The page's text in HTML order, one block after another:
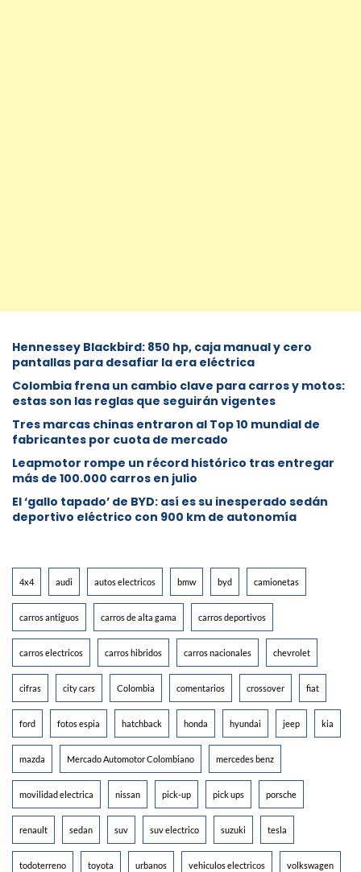
Hennessey Blackbird: 850 hp, caja manual y cero
pantallas para desafiar la era eléctrica
Colombia frena un cambio clave para carros y motos:
estas son las reglas que seguirán vigentes
Tres marcas chinas entraron al Top 10 mundial de
fabricantes por cuota de mercado
Leapmotor rompe un récord histórico tras entregar
más de 100.000 carros en julio
El ‘gallo tapado’ de BYD: así es su inesperado sedán
deportivo eléctrico con 900 km de autonomía
4x4 audi autos electricos bmw byd camionetas
carros antiguos carros de alta gama carros deportivos
carros electricos carros hibridos carros nacionales chevrolet
cifras city cars Colombia comentarios crossover fiat
ford fotos espia hatchback honda hyundai jeep kia
mazda Mercado Automotor Colombiano mercedes benz
movilidad electrica nissan pick-up pick ups porsche
renault sedan suv suv electrico suzuki tesla
todoterreno toyota urbanos vehiculos electricos volkswagen